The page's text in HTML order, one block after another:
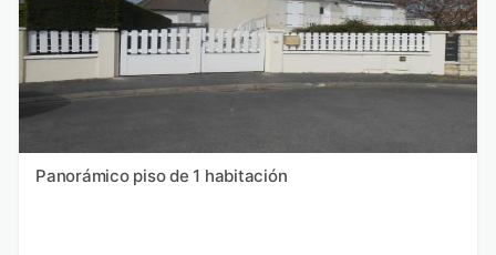
Panorámico piso de 1 habitación